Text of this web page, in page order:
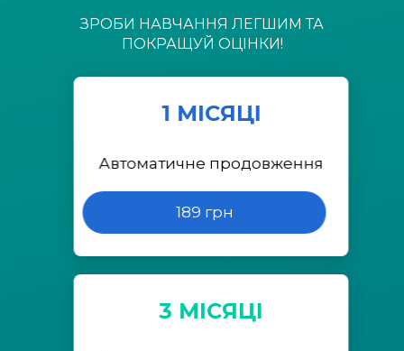
ЗРОБИ НАВЧАННЯ ЛЕГШИМ ТА
ПОКРАЩУЙ ОЦІНКИ!
1 МІСЯЦІ
Автоматичне продовження
189 грн
3 МІСЯЦІ